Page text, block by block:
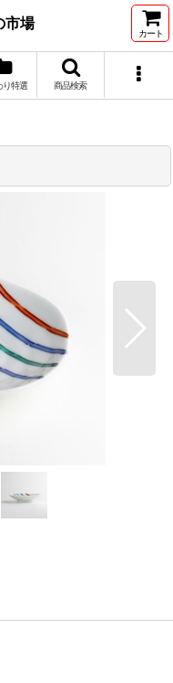
市場
カート
り特選 商品検索